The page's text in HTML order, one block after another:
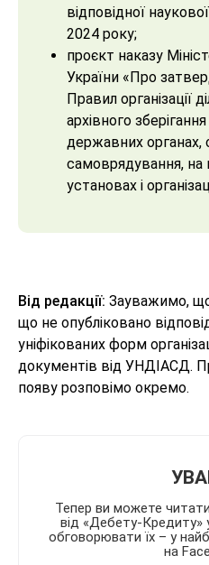
відповідної
2024 року;
проєкт наказу
України «Про
Правил організації
архівного
державних органах,
самоврядування, на
установах і
Від редакції: Зауважимо,
що не опубліковано
уніфікованих форм
документів від УНДІАСД.
появу розповімо окремо.
Тепер ви можете
від «Дебету-Кредиту»
обговорювати їх – у
на